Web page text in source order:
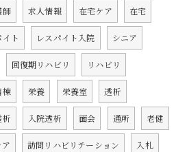
師 求人情報 在宅ケア 在宅
イト レスパイト入院 シニア
回復期リハビリ リハビリ
棟 栄養 栄養室 透析
析 入院透析 面会 通所 老健
訪問リハビリテーション 入札